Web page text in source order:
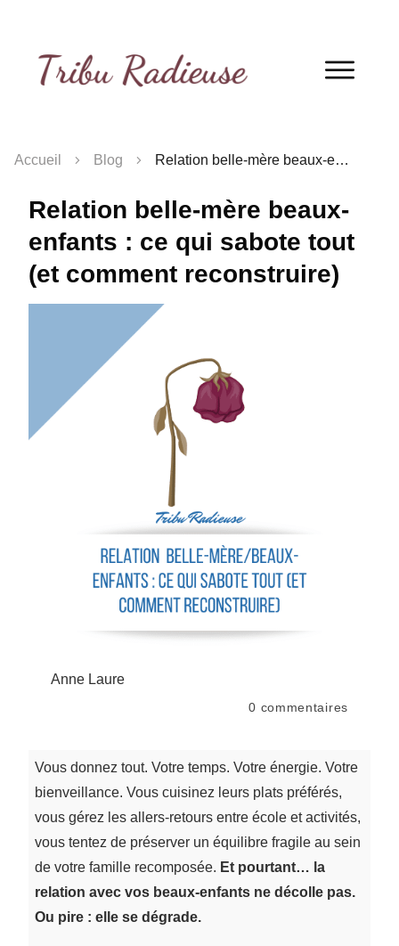
Accueil Blog Relation belle-mère beaux-enfants : ce qui sabote tout (et comment reconstruire)
Relation belle-mère beaux-
enfants : ce qui sabote tout
(et comment reconstruire)
Anne Laure
0 commentaires
Vous donnez tout. Votre temps. Votre énergie. Votre
bienveillance. Vous cuisinez leurs plats préférés,
vous gérez les allers-retours entre école et activités,
vous tentez de préserver un équilibre fragile au sein
de votre famille recomposée. Et pourtant… la
relation avec vos beaux-enfants ne décolle pas.
Ou pire : elle se dégrade.